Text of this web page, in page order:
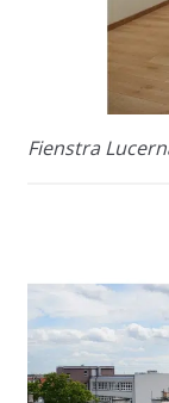
Fienstra